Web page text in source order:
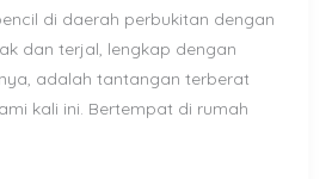
di daerah perbukitan dengan
dan terjal, lengkap dengan
adalah tantangan terberat
kali ini. Bertempat di rumah